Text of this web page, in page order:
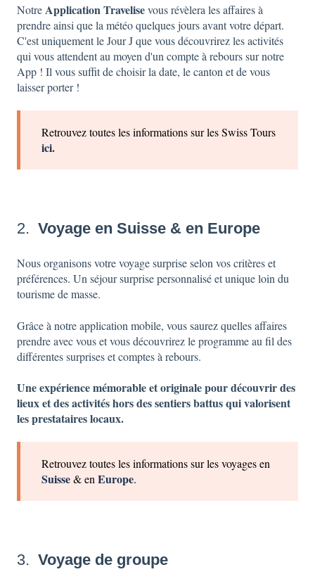
Notre Application Travelisevous révèlera les affaires à
prendre ainsi que la météo quelques jours avant votre départ.
C'est uniquement le Jour J que vous découvrirez les activités
qui vous attendent au moyen d'un compte à rebours sur notre
App ! Il vous suffit de choisir la date, le canton et de vous
laisser porter !
Retrouvez toutes les informations sur les Swiss Tours
ici.
2. Voyage en Suisse & en Europe
Nous organisons votre voyage surprise selon vos critères et
préférences. Un séjour surprise personnalisé et unique loin du
tourisme de masse.
Grâce à notre application mobile, vous saurez quelles affaires
prendre avec vous et vous découvrirez le programme au fil des
différentes surprises et comptes à rebours.
Une expérience mémorable et originale pour découvrir des
lieux et des activités hors des sentiers battus qui valorisent
les prestataires locaux.
Retrouvez toutes les informations sur les voyages en
Suisse& enEurope.
3. Voyage de groupe